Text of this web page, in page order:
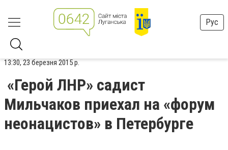
Рус
13:30, 23 березня 2015 р.
«Герой ЛНР» садист
Мильчаков приехал на «форум
неонацистов» в Петербурге